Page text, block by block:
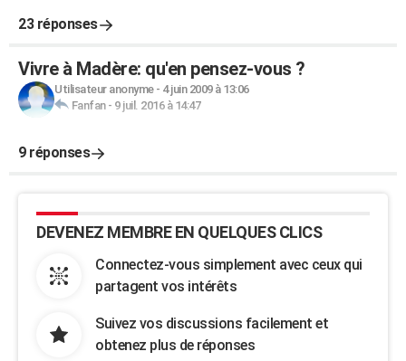
23 réponses
Vivre à Madère: qu'en pensez-vous ?
Utilisateur anonyme- 4 juin 2009 à 13:06
Fanfan- 9 juil. 2016 à 14:47
9 réponses
DEVENEZ MEMBRE EN QUELQUES CLICS
Connectez-vous simplement avec ceux qui
partagent vos intérêts
Suivez vos discussions facilement et
obtenez plus de réponses